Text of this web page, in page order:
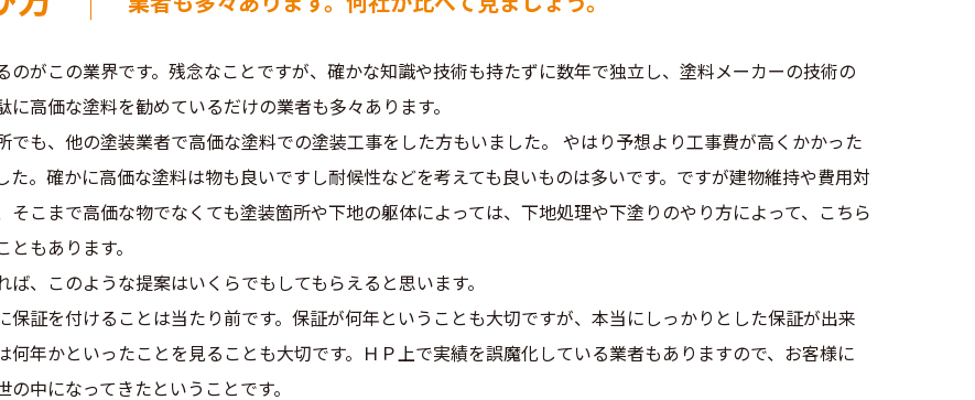
のがこの業界です。残念なことですが、確かな知識や技術も持たずに数年で独立し、塗料メーカーの技術の
高価な塗料を勧めているだけの業者も多々あります。
でも、他の塗装業者で高価な塗料での塗装工事をした方もいました。 やはり予想より工事費が高くかかった
た。確かに高価な塗料は物も良いですし耐候性などを考えても良いものは多いです。ですが建物維持や費用対
そこまで高価な物でなくても塗装箇所や下地の躯体によっては、下地処理や下塗りのやり方によって、こちら
もあります。
ば、このような提案はいくらでもしてもらえると思います。
保証を付けることは当たり前です。保証が何年ということも大切ですが、本当にしっかりとした保証が出来
何年かといったことを見ることも大切です。ＨＰ上で実績を誤魔化している業者もありますので、お客様に
中になってきたということです。